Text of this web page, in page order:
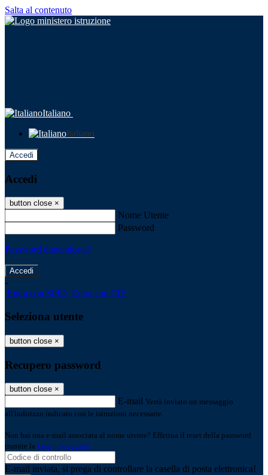
Salta al contenuto
Italiano
Italiano
Accedi
Accedi
button close ×
Nome Utente
Password
Password dimenticata?
-
Entra con SPID Entra con CIE
Seleziona utente
button close ×
Recupero password
button close ×
E-mail Verrà inviato un messaggio
all'indirizzo indicato con le istruzioni necessarie.
Non hai una e-mail associata al nome utente? Effettua il reset della password
tramite la Login Spaggiari
E-mail inviata, si prega di controllare la casella di posta elettronica!